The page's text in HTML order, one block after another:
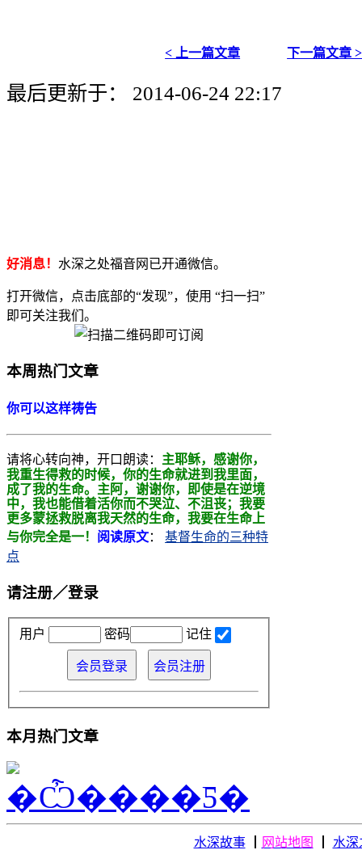
< 上一篇文章 下一篇文章 >
最后更新于： 2014-06-24 22:17
好消息！ 水深之处福音网已开通微信。
打开微信，点击底部的“发现”，使用 “扫一扫”
即可关注我们。
本周热门文章
你可以这样祷告
请将心转向神，开口朗读： 主耶稣，感谢你，
我重生得救的时候，你的生命就进到我里面，
成了我的生命。主阿， 谢谢你，即使是在逆境
中，我也能借着活你而不哭泣、不沮丧；我要
更多蒙拯救脱离我天然的生命，我要在生命上
与你完全是一！ 阅读原文：
基督生命的三种特
点
请注册／登录
用户 密码 记住
本月热门文章
水深故事┃ 网站地图 水深